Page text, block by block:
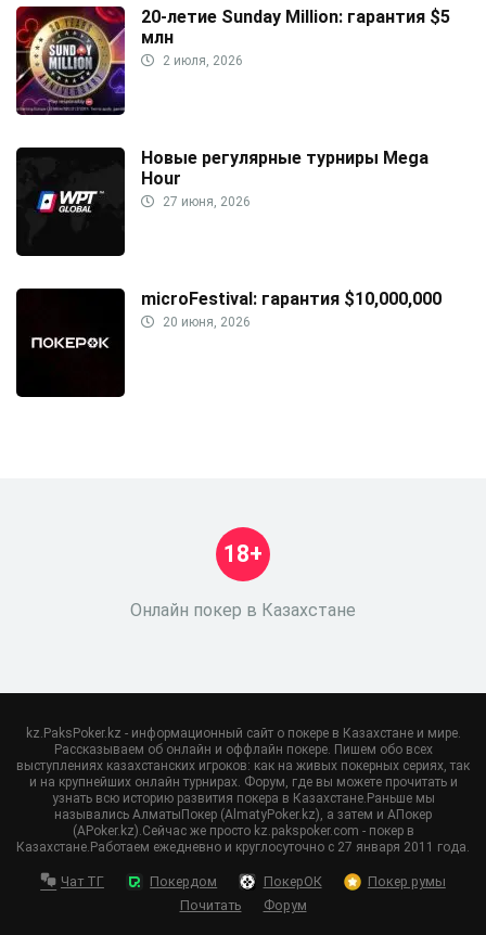
20-летие Sunday Million: гарантия $5
млн
2 июля, 2026
Новые регулярные турниры Mega
Hour
27 июня, 2026
microFestival: гарантия $10,000,000
20 июня, 2026
Онлайн покер в Казахстане
18+
kz.PaksPoker.kz - информационный сайт о покере в Казахстане и мире.
Рассказываем об онлайн и оффлайн покере. Пишем обо всех
выступлениях казахстанских игроков: как на живых покерных сериях, так
и на крупнейших онлайн турнирах. Форум, где вы можете прочитать и
узнать всю историю развития покера в Казахстане.Раньше мы
назывались АлматыПокер (AlmatyPoker.kz), а затем и АПокер
(APoker.kz).Сейчас же просто kz.pakspoker.com - покер в
Казахстане.Работаем ежедневно и круглосуточно с 27 января 2011 года.
Чат ТГ Покердом ПокерОК
Покер румы
Почитать
Форум